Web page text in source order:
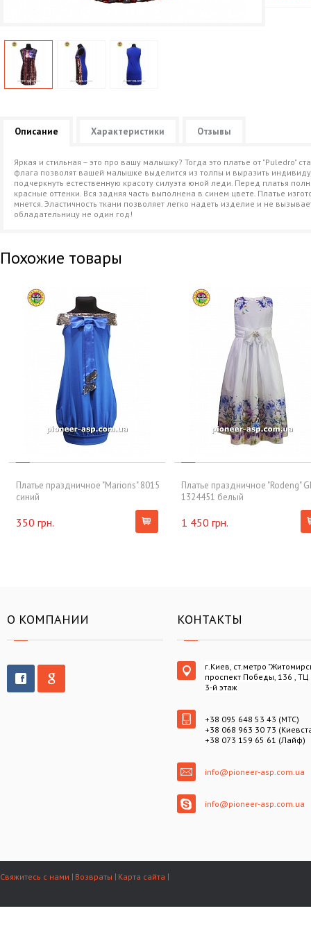
Описание Характеристики Отзывы
Яркая и стильная – это про вашу малышку? Тогда это платье от "Puledro"
флага позволят вашей малышке выделится из толпы и выразить
подчеркнуть естественную красоту силуэта юной леди. Перед платья
красные оттенки. Вся задняя часть выполнена в синем цвете. Платье
мнется. Эластичность ткани позволяет легко надеть изделие и не
обладательницу не один год!
Похожие товары
Платье праздничное "Marions" 8015
синий
350 грн.
Платье праздничное "Rodeng"
1324451 белый
1 450 грн.
О КОМПАНИИ КОНТАКТЫ
г.Киев, ст.метро
проспект Победы, 136 , ТЦ
3-й этаж
+38 095 648 53 43 (МТС)
+38 068 963 30 73
+38 073 159 65 61 (Лайф)
info@pioneer-asp.com.ua
info@pioneer-asp.com.ua
Свяжитесь с нами Возвраты Карта сайта